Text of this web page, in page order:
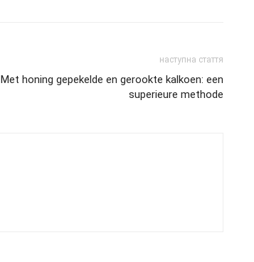
наступна стаття
Met honing gepekelde en gerookte kalkoen: een
superieure methode